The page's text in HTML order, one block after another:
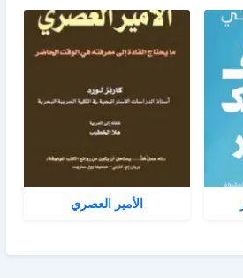
الأمير العصري